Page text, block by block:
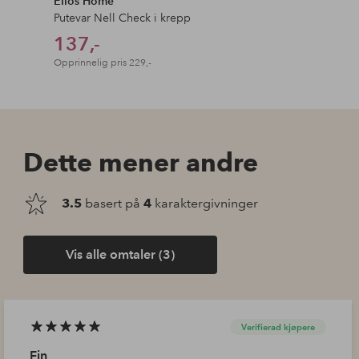
Putevar Nell Check i krepp
137,-
Opprinnelig pris229,-
Dette mener andre
3.5 basert på4 karaktergivninger
Vis alle omtaler (3)
Verifierad kjøpere
Fin